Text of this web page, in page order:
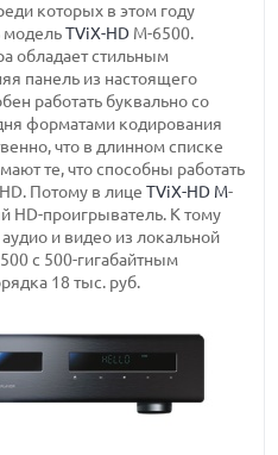
которых в этом году
модельTViX-HD M-6500.
обладает стильным
панель из настоящего
работать буквально со
форматами кодирования
что в длинном списке
те, что способны работать
Потому в лицеTViX-HD M-
проигрыватель. К тому
и видео из локальной
с 500-гигабайтным
18 тыс. руб.